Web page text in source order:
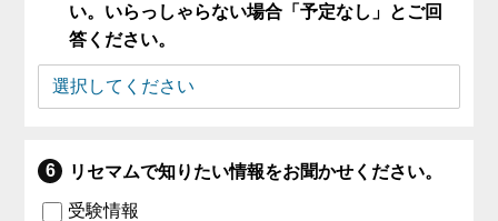
い。いらっしゃらない場合「予定なし」とご回
答ください。
リセマムで知りたい情報をお聞かせください。
受験情報